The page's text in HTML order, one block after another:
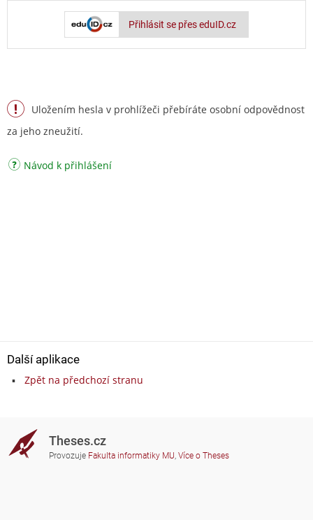
Přihlásit se přes eduID.cz
Uložením hesla v prohlížeči přebíráte osobní odpovědnost
za jeho zneužití.
Návod k přihlášení
Další aplikace
Zpět na předchozí stranu
Theses.cz
Provozuje Fakulta informatiky MU, Více o Theses